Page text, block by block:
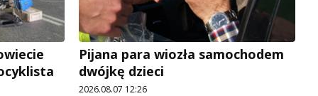
Pijana para wiozła samochodem
dwójkę dzieci
2026.08.07 12:26